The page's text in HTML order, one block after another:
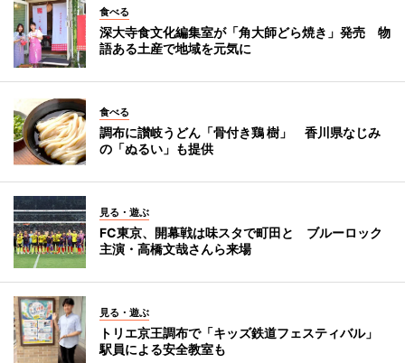
食べる
深大寺食文化編集室が「角大師どら焼き」発売 物
語ある土産で地域を元気に
食べる
調布に讃岐うどん「骨付き鶏 樹」 香川県なじみ
の「ぬるい」も提供
見る・遊ぶ
FC東京、開幕戦は味スタで町田と ブルーロック
主演・高橋文哉さんら来場
見る・遊ぶ
トリエ京王調布で「キッズ鉄道フェスティバル」
駅員による安全教室も